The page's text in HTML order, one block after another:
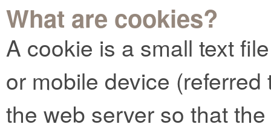
What are cookies?
A cookie is a small text
or mobile device (referred
the web server so that